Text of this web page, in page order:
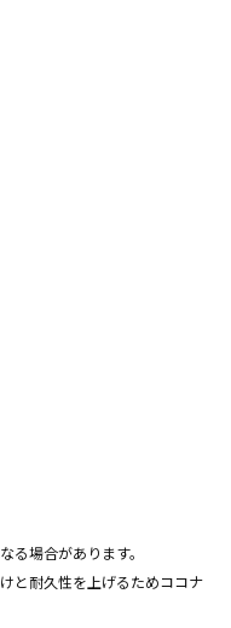
場合があります。
と耐久性を上げるためココナ